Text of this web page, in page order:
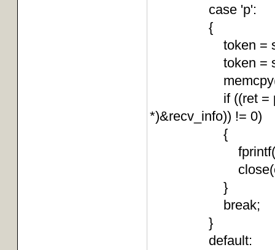
case 'p':
token =
token =
if ((ret =
*)&recv_info)) != 0)
{
fprintf(stderr,
}
}
default: